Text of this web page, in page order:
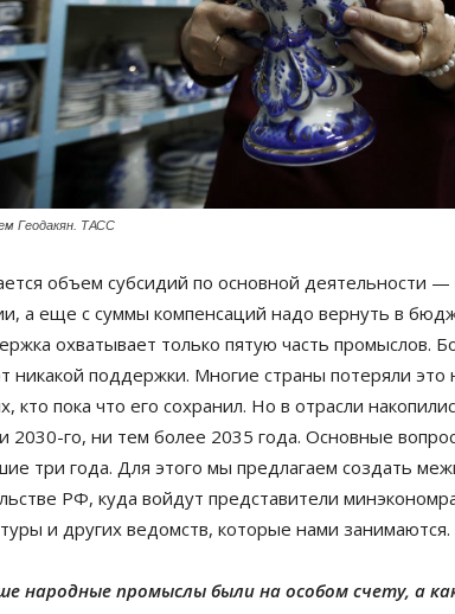
Геодакян. ТАСС
объем субсидий по основной деятельности
а еще с суммы компенсаций надо вернуть в
охватывает только пятую часть промыслов.
никакой поддержки. Многие страны потеряли это
кто пока что его сохранил. Но в отрасли
2030-го, ни тем более 2035 года. Основные
три года. Для этого мы предлагаем создать
РФ, куда войдут представители
и других ведомств, которые нами занимаются.
народные промыслы были на особом счету, а